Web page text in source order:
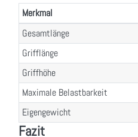
Merkmal
Gesamtlänge
Grifflänge
Griffhöhe
Maximale Belastbarkeit
Eigengewicht
Fazit